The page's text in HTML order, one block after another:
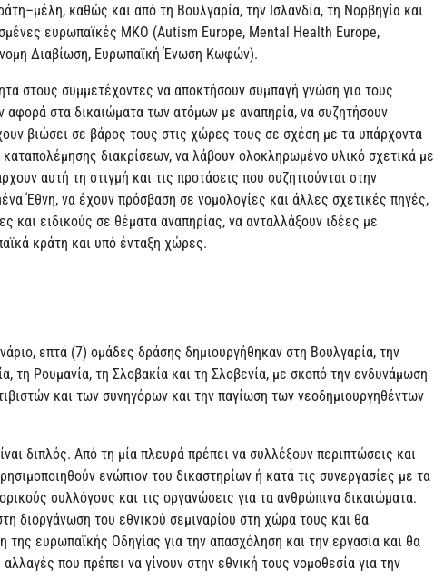
καθώς και από τη Βουλγαρία, την Ισλανδία, τη Νορβηγία και
ευρωπαϊκές ΜΚΟ (Autism Europe, Mental Health Europe,
Διαβίωση, Ευρωπαϊκή Ένωση Κωφών).
στους συμμετέχοντες να αποκτήσουν συμπαγή γνώση για τους
αφορά στα δικαιώματα των ατόμων με αναπηρία, να συζητήσουν
βιώσει σε βάρος τους στις χώρες τους σε σχέση με τα υπάρχοντα
διακρίσεων, να λάβουν ολοκληρωμένο υλικό σχετικά με
αυτή τη στιγμή και τις προτάσεις που συζητιούνται στην
Έθνη, να έχουν πρόσβαση σε νομολογίες και άλλες σχετικές πηγές,
και ειδικούς σε θέματα αναπηρίας, να ανταλλάξουν ιδέες με
κράτη και υπό ένταξη χώρες.
επτά (7) ομάδες δράσης δημιουργήθηκαν στη Βουλγαρία, την
τη Ρουμανία, τη Σλοβακία και τη Σλοβενία, με σκοπό την ενδυνάμωση
και των συνηγόρων και την παγίωση των νεοδημιουργηθέντων
διπλός. Από τη μία πλευρά πρέπει να συλλέξουν περιπτώσεις και
ενώπιον του δικαστηρίων ή κατά τις συνεργασίες με τα
συλλόγους και τις οργανώσεις για τα ανθρώπινα δικαιώματα.
διοργάνωση του εθνικού σεμιναρίου στη χώρα τους και θα
ευρωπαϊκής Οδηγίας για την απασχόληση και την εργασία και θα
που πρέπει να γίνουν στην εθνική τους νομοθεσία για την